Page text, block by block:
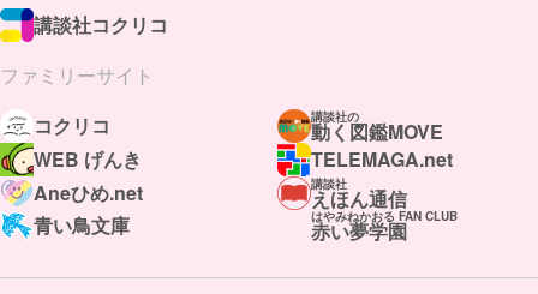
講談社コクリコ
ファミリーサイト
コクリコ
講談社の
動く図鑑MOVE
WEB げんき
TELEMAGA.net
Aneひめ.net
講談社
えほん通信
青い鳥文庫
はやみねかおる FAN CLUB
赤い夢学園